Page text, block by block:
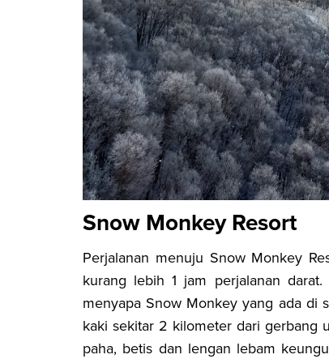
Snow Monkey Resort
Perjalanan menuju Snow Monkey
kurang lebih 1 jam perjalanan
menyapa Snow Monkey yang ada di
kaki sekitar 2 kilometer dari gerbang
paha, betis dan lengan lebam